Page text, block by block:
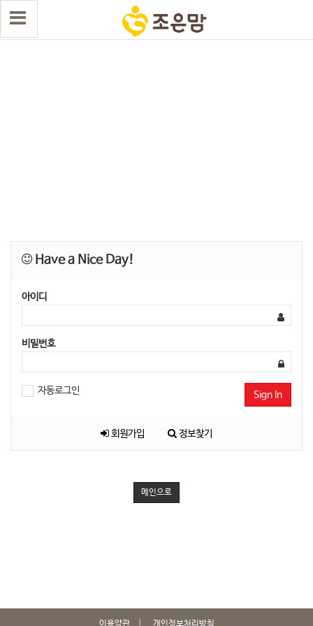
Have a Nice Day!
아이디
비밀번호
자동로그인 Sign In
회원가입 정보찾기
메인으로
이용약관 개인정보처리방침